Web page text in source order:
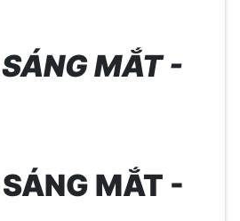
MẮT -
MẮT -